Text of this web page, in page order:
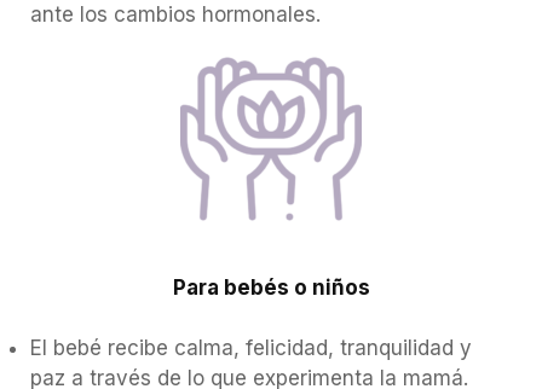
ante los cambios hormonales.
Para bebés o niños
El bebé recibe calma, felicidad, tranquilidad y
paz a través de lo que experimenta la mamá.